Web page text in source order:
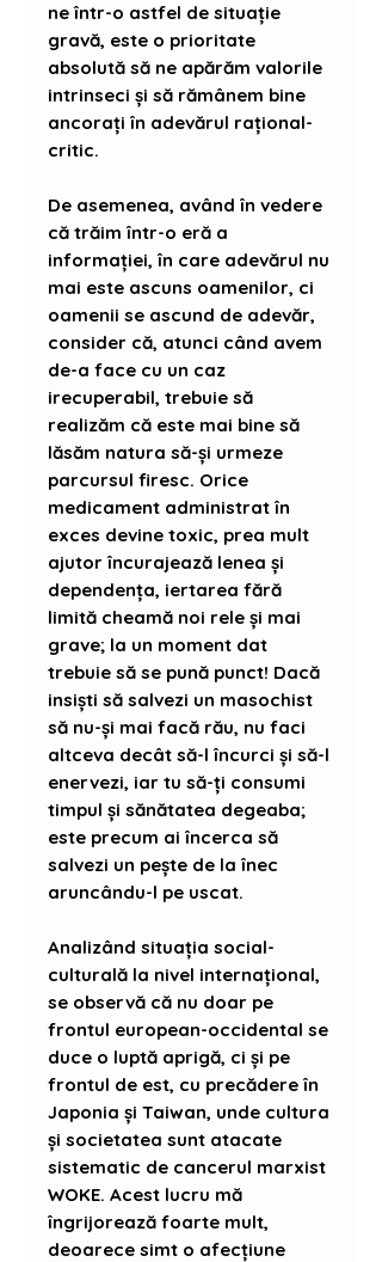
ne într-o astfel de situație
gravă, este o prioritate
absolută să ne apărăm valorile
intrinseci și să rămânem bine
ancorați în adevărul rațional-
critic.
De asemenea, având în vedere
că trăim într-o eră a
informației, în care adevărul nu
mai este ascuns oamenilor, ci
oamenii se ascund de adevăr,
consider că, atunci când avem
de-a face cu un caz
irecuperabil, trebuie să
realizăm că este mai bine să
lăsăm natura să-și urmeze
parcursul firesc. Orice
medicament administrat în
exces devine toxic, prea mult
ajutor încurajează lenea și
dependența, iertarea fără
limită cheamă noi rele și mai
grave; la un moment dat
trebuie să se pună punct! Dacă
insiști să salvezi un masochist
să nu-și mai facă rău, nu faci
altceva decât să-l încurci și să-l
enervezi, iar tu să-ți consumi
timpul și sănătatea degeaba;
este precum ai încerca să
salvezi un pește de la înec
aruncându-l pe uscat.
Analizând situația social-
culturală la nivel internațional,
se observă că nu doar pe
frontul european-occidental se
duce o luptă aprigă, ci și pe
frontul de est, cu precădere în
Japonia și Taiwan, unde cultura
și societatea sunt atacate
sistematic de cancerul marxist
WOKE. Acest lucru mă
îngrijorează foarte mult,
deoarece simt o afecțiune